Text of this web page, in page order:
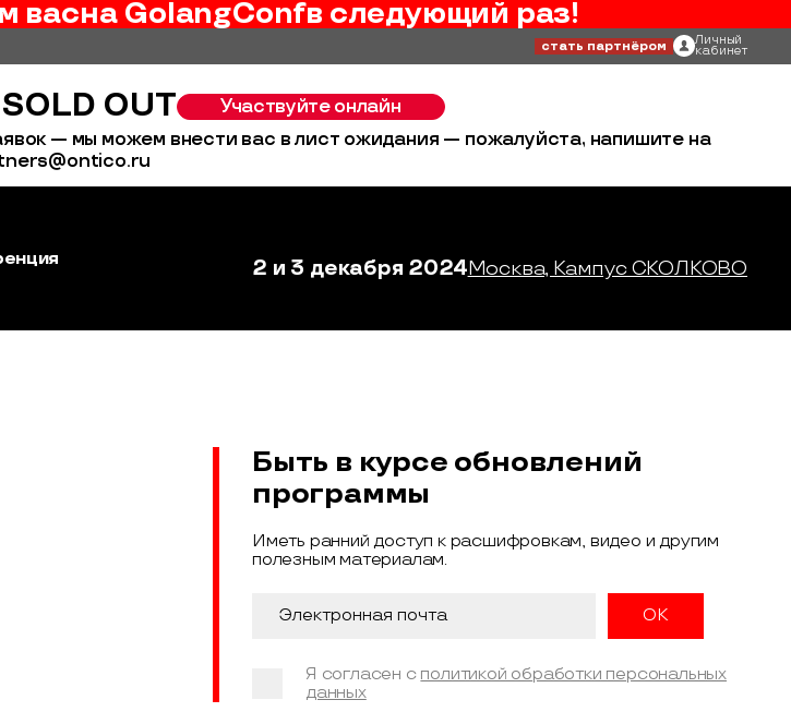
васна GolangConfв следующий раз!
стать партнёром Личный
кабинет
OUT
Участвуйте онлайн
— мы можем внести вас в лист ожидания — пожалуйста, напишите на
2 и 3 декабря 2024Москва, Кампус СКОЛКОВО
Быть в курсе обновлений
программы
Иметь ранний доступ к расшифровкам, видео и другим
полезным материалам.
Я согласен с политикой обработки персональных
данных